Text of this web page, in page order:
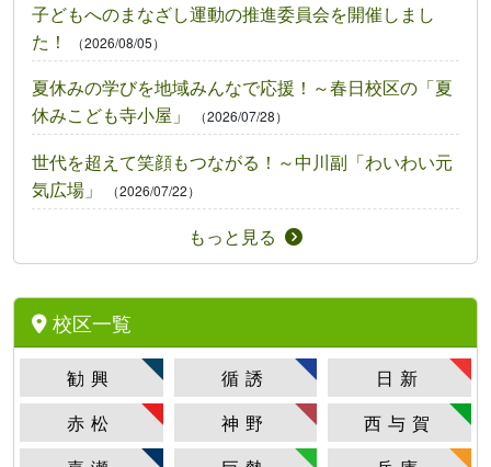
子どもへのまなざし運動の推進委員会を開催しまし
た！
（2026/08/05）
夏休みの学びを地域みんなで応援！～春日校区の「夏
休みこども寺小屋」
（2026/07/28）
世代を超えて笑顔もつながる！～中川副「わいわい元
気広場」
（2026/07/22）
もっと見る
校区一覧
勧興 循誘
日新
赤松
神野
西与賀